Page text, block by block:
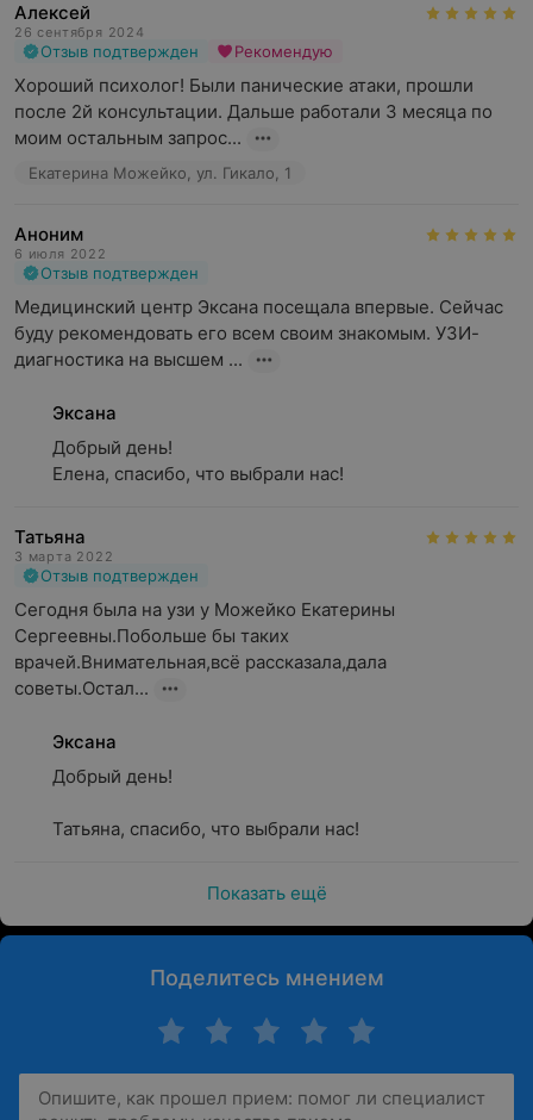
Алексей
26 сентября 2024
Отзыв подтвержден Рекомендую
Хороший психолог! Были панические атаки, прошли
после 2й консультации. Дальше работали 3 месяца по
моим остальным запрос...
Екатерина Можейко, ул. Гикало, 1
Аноним
6 июля 2022
Отзыв подтвержден
Медицинский центр Эксана посещала впервые. Сейчас
буду рекомендовать его всем своим знакомым. УЗИ-
диагностика на высшем ...
Эксана
Добрый день!
Елена, спасибо, что выбрали нас!
Татьяна
3 марта 2022
Отзыв подтвержден
Сегодня была на узи у Можейко Екатерины
Сергеевны.Побольше бы таких
врачей.Внимательная,всё рассказала,дала
советы.Остал...
Эксана
Добрый день!
Татьяна, спасибо, что выбрали нас!
Показать ещё
Поделитесь мнением